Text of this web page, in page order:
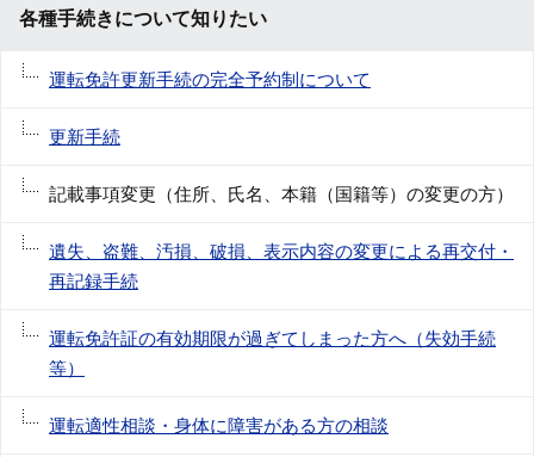
各種手続きについて知りたい
運転免許更新手続の完全予約制について
更新手続
記載事項変更（住所、氏名、本籍（国籍等）の変更の方）
遺失、盗難、汚損、破損、表示内容の変更による再交付・
再記録手続
運転免許証の有効期限が過ぎてしまった方へ（失効手続
等）
運転適性相談・身体に障害がある方の相談